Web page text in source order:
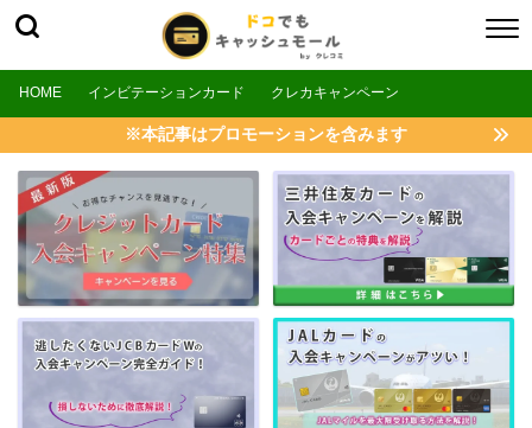
HOME インビテーションカード クレカキャンペーン
※本記事はプロモーションを含みます